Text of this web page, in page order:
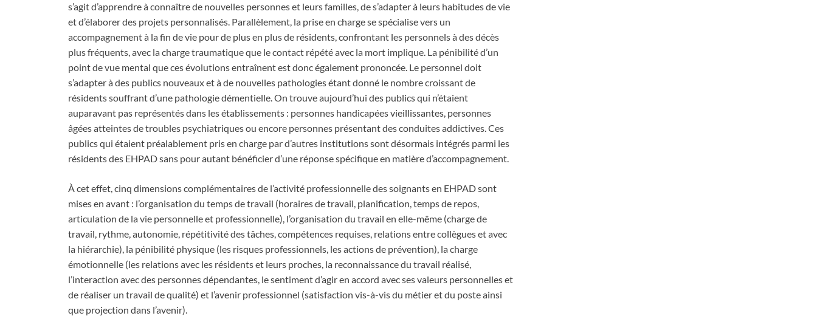
s’agit d’apprendre à connaître de nouvelles personnes et leurs familles, de s’adapter à leurs habitudes de vie
et d’élaborer des projets personnalisés. Parallèlement, la prise en charge se spécialise vers un
accompagnement à la fin de vie pour de plus en plus de résidents, confrontant les personnels à des décès
plus fréquents, avec la charge traumatique que le contact répété avec la mort implique. La pénibilité d’un
point de vue mental que ces évolutions entraînent est donc également prononcée. Le personnel doit
s’adapter à des publics nouveaux et à de nouvelles pathologies étant donné le nombre croissant de
résidents souffrant d’une pathologie démentielle. On trouve aujourd’hui des publics qui n’étaient
auparavant pas représentés dans les établissements : personnes handicapées vieillissantes, personnes
âgées atteintes de troubles psychiatriques ou encore personnes présentant des conduites addictives. Ces
publics qui étaient préalablement pris en charge par d’autres institutions sont désormais intégrés parmi les
résidents des EHPAD sans pour autant bénéficier d’une réponse spécifique en matière d’accompagnement.
À cet effet, cinq dimensions complémentaires de l’activité professionnelle des soignants en EHPAD sont
mises en avant : l’organisation du temps de travail (horaires de travail, planification, temps de repos,
articulation de la vie personnelle et professionnelle), l’organisation du travail en elle-même (charge de
travail, rythme, autonomie, répétitivité des tâches, compétences requises, relations entre collègues et avec
la hiérarchie), la pénibilité physique (les risques professionnels, les actions de prévention), la charge
émotionnelle (les relations avec les résidents et leurs proches, la reconnaissance du travail réalisé,
l’interaction avec des personnes dépendantes, le sentiment d’agir en accord avec ses valeurs personnelles et
de réaliser un travail de qualité) et l’avenir professionnel (satisfaction vis-à-vis du métier et du poste ainsi
que projection dans l’avenir).